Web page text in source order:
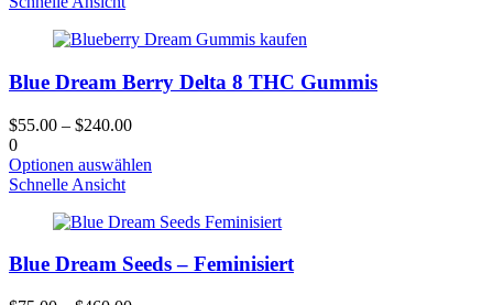
werden
mehrere
Die
Optionen
Produktseite
werden
Blue Dream Berry Delta 8 THC Gummis
$55.00 – $240.00
0
Optionen auswählen
mehrere
Die
Schnelle Ansicht
Blue Dream Seeds – Feminisiert